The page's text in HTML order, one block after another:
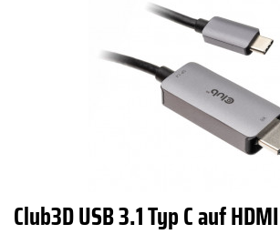
Club3D USB 3.1 Typ C auf